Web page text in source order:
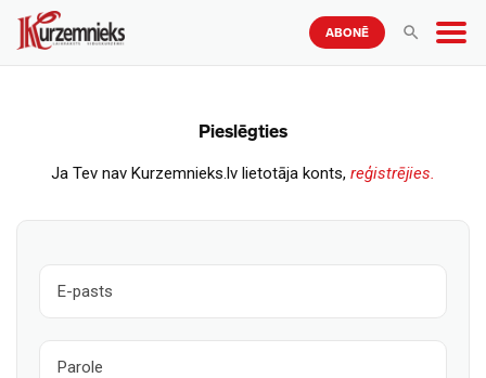
ABONĒ
Pieslēgties
Ja Tev nav Kurzemnieks.lv lietotāja konts, reģistrējies.